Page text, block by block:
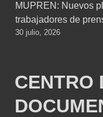
MUPREN: Nuevos
trabajadores de
30 julio, 2026
CENTRO